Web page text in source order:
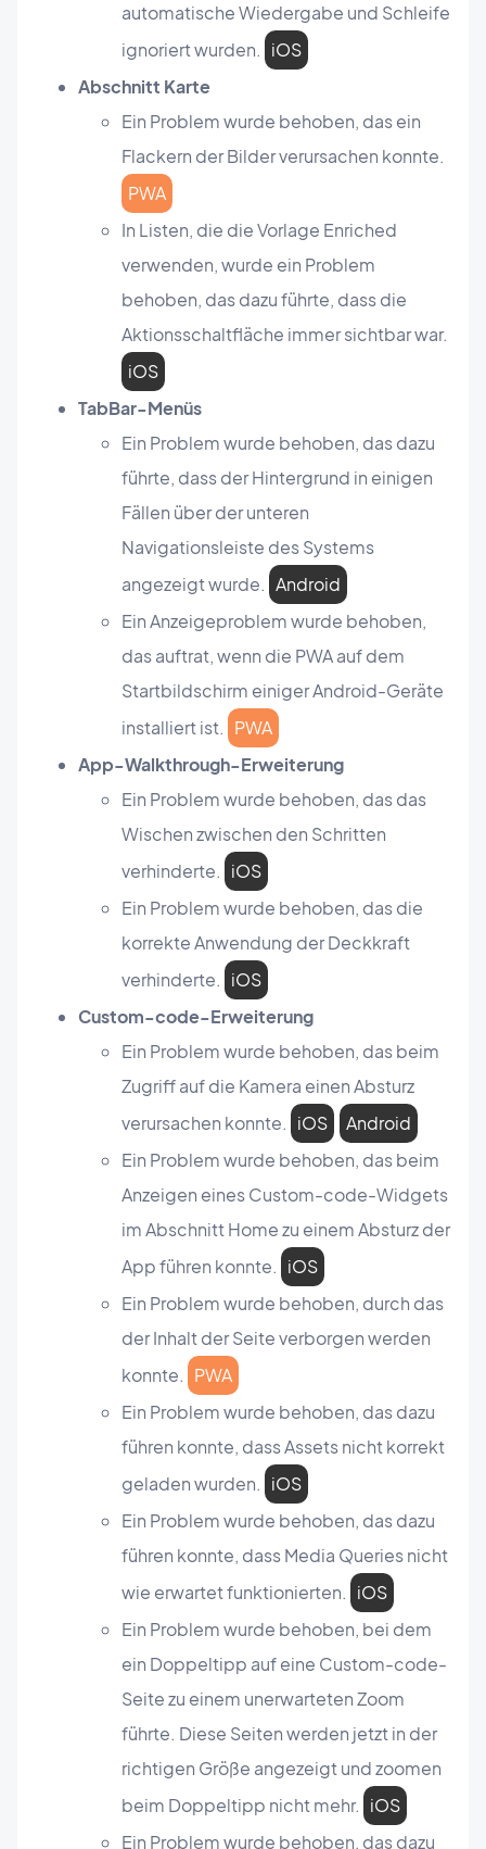
automatische Wiedergabe und Schleife
ignoriert wurden. iOS
Abschnitt Karte
Ein Problem wurde behoben, das ein
Flackern der Bilder verursachen konnte.
PWA
In Listen, die die Vorlage Enriched
verwenden, wurde ein Problem
behoben, das dazu führte, dass die
Aktionsschaltfläche immer sichtbar war.
iOS
TabBar-Menüs
Ein Problem wurde behoben, das dazu
führte, dass der Hintergrund in einigen
Fällen über der unteren
Navigationsleiste des Systems
angezeigt wurde. Android
Ein Anzeigeproblem wurde behoben,
das auftrat, wenn die PWA auf dem
Startbildschirm einiger Android-Geräte
installiert ist. PWA
App-Walkthrough-Erweiterung
Ein Problem wurde behoben, das das
Wischen zwischen den Schritten
verhinderte. iOS
Ein Problem wurde behoben, das die
korrekte Anwendung der Deckkraft
verhinderte. iOS
Custom-code-Erweiterung
Ein Problem wurde behoben, das beim
Zugriff auf die Kamera einen Absturz
verursachen konnte. iOS
Android
Ein Problem wurde behoben, das beim
Anzeigen eines Custom-code-Widgets
im Abschnitt Home zu einem Absturz der
App führen konnte. iOS
Ein Problem wurde behoben, durch das
der Inhalt der Seite verborgen werden
konnte. PWA
Ein Problem wurde behoben, das dazu
führen konnte, dass Assets nicht korrekt
geladen wurden. iOS
Ein Problem wurde behoben, das dazu
führen konnte, dass Media Queries nicht
wie erwartet funktionierten. iOS
Ein Problem wurde behoben, bei dem
ein Doppeltipp auf eine Custom-code-
Seite zu einem unerwarteten Zoom
führte. Diese Seiten werden jetzt in der
richtigen Größe angezeigt und zoomen
beim Doppeltipp nicht mehr. iOS
Ein Problem wurde behoben, das dazu